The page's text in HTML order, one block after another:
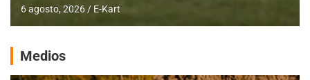
6 agosto, 2026 E-Kart
Medios